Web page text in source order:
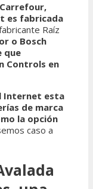
es fabricada
Raíz
o Bosch
que
Controls en
Internet esta
de marca
la opción
caso a